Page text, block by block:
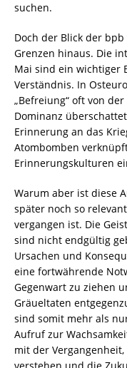
suchen.
Doch der Blick der
Grenzen hinaus. Die
Mai sind ein wichtiger
Verständnis. In
„Befreiung“ oft von
Dominanz
Erinnerung an das
Atombomben
Erinnerungskulturen
Warum aber ist diese
später noch so
vergangen ist. Die
sind nicht endgültig
Ursachen und
eine fortwährende
Gegenwart zu ziehen
Gräueltaten
sind somit mehr als
Aufruf zur
mit der